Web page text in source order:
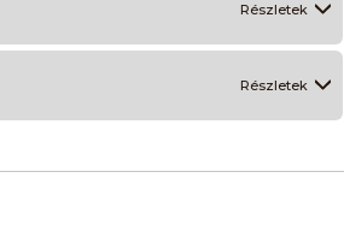
Részletek
Részletek